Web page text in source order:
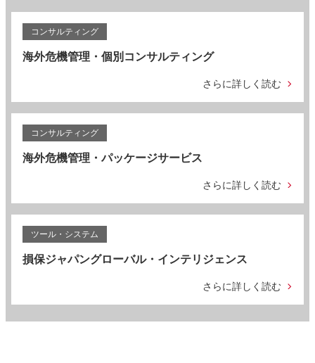
コンサルティング
海外危機管理・個別コンサルティング
さらに詳しく読む
コンサルティング
海外危機管理・パッケージサービス
さらに詳しく読む
ツール・システム
損保ジャパングローバル・インテリジェンス
さらに詳しく読む